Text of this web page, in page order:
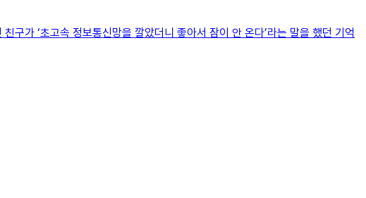
가 ‘초고속 정보통신망을 깔았더니 좋아서 잠이 안 온다’라는 말을 했던 기억